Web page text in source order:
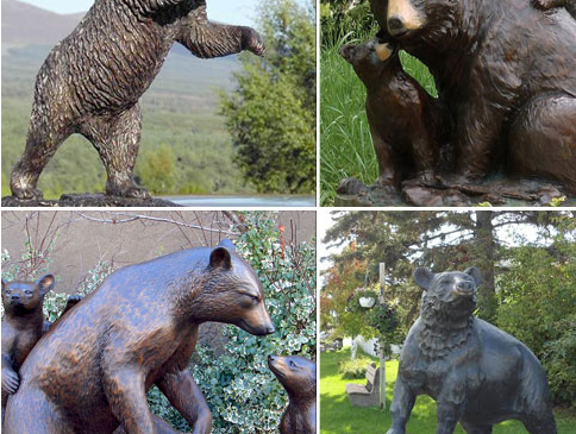
корзину. Купить. Скульптура. 12 212 руб.
Купить статуэтки в интернет магазине WildBerries.ru
Большой выбор статуэтки в интернет-магазине WildBerries.ru.Pavone
Русские подарки Статуэтка "Мисс Нежность" 2 216 руб. 2 770 руб.
Скульптуры и статуэтки – купить в интернет-магазине…
Бронзовая статуэтка "Собака Тaksa/ Такса". Серия "Символ года".
корзину. Купить. Скульптура. 12 212 руб.
Статуэтка "Скульптура Аполлон Бельведерский" | Купить…
Магазин. Статуэтки и скульптуры.Скульптуры птиц, фигуры животных.
Сикстинской Мадонной Рафаэля, Аполлон Бельведерский стал
Статуэтка "Собака охотничья" – [арт.083-17], цена: 2800 рублей.
Статуэтки из мрамора